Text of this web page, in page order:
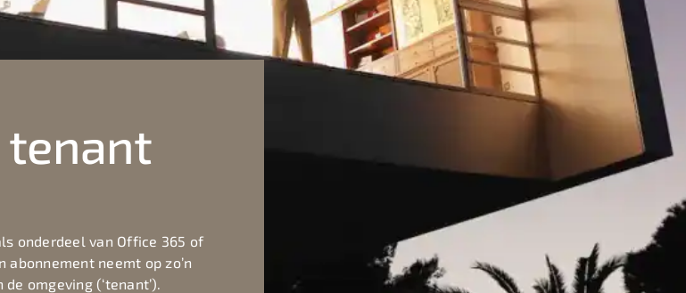
tenant
onderdeel van Office 365 of
neemt op zo’n
omgeving (‘tenant’).